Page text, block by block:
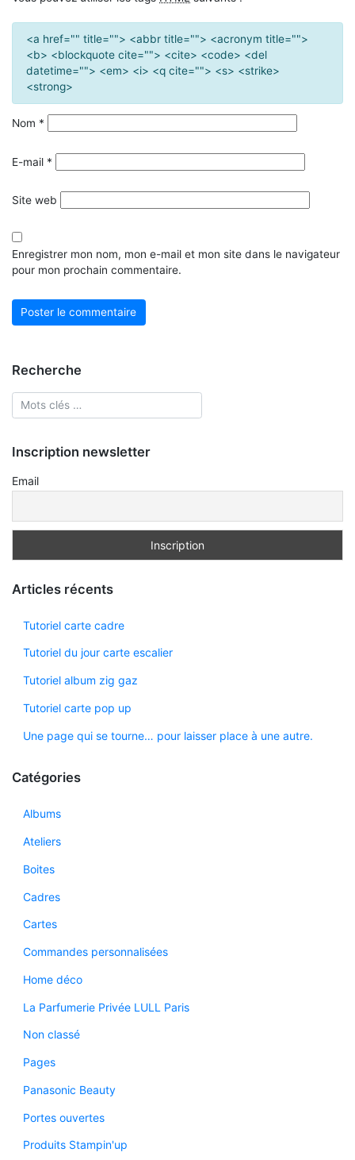
<a href="" title=""> <abbr title=""> <acronym title="">
<b> <blockquote cite=""> <cite> <code> <del
datetime=""> <em> <i> <q cite=""> <s> <strike>
<strong>
Nom *
E-mail *
Site web
Enregistrer mon nom, mon e-mail et mon site dans le navigateur
pour mon prochain commentaire.
Recherche
Inscription newsletter
Email
Articles récents
Tutoriel carte cadre
Tutoriel du jour carte escalier
Tutoriel album zig gaz
Tutoriel carte pop up
Une page qui se tourne… pour laisser place à une autre.
Catégories
Albums
Ateliers
Boites
Cadres
Cartes
Commandes personnalisées
Home déco
La Parfumerie Privée LULL Paris
Non classé
Pages
Panasonic Beauty
Portes ouvertes
Produits Stampin'up